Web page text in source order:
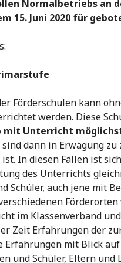
Normalbetriebs an
15. Juni 2020 für
Förderschulen kann
werden. Diese
mit Unterricht
dann in Erwägung zu
In diesen Fällen ist
des Unterrichts
Schüler, auch jene mit
im Klassenverband
Zeit Erfahrungen der
mit Blick
und Schüler, Eltern